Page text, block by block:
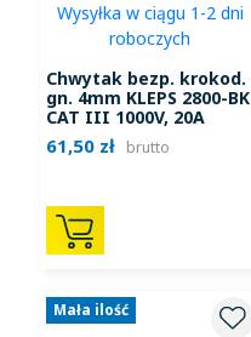
Wysyłka w ciągu 1-2 dni
roboczych
Chwytak bezp. krokod.
gn. 4mm KLEPS 2800-BK
CAT III 1000V, 20A
czarny
61,50 zł brutto
Mała ilość